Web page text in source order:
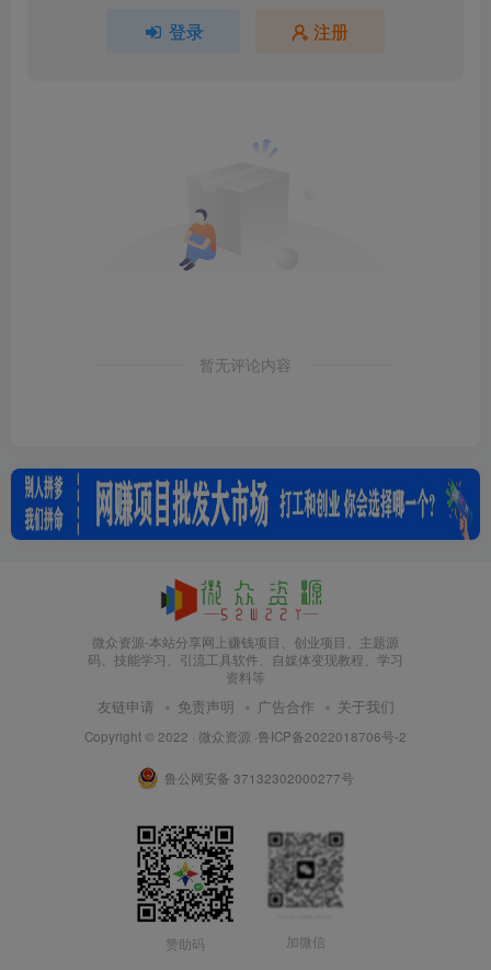
登录 注册
暂无评论内容
微众资源-本站分享网上赚钱项目、创业项目、主题源
码、技能学习、引流工具软件、自媒体变现教程、学习
资料等
友链申请 免责声明 广告合作 关于我们
Copyright © 2022 · 微众资源 ·鲁ICP备2022018706号-2
鲁公网安备 37132302000277号
赞助码 加微信